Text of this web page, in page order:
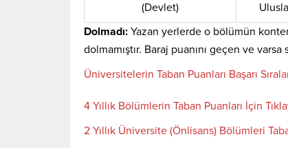
(Devlet)
Dolmadı: Yazan yerlerde o bölümün
dolmamıştır. Baraj puanını geçen ve
Üniversitelerin Taban Puanları Başarı
4 Yıllık Bölümlerin Taban Puanları İçin
2 Yıllık Üniversite (Önlisans) Bölümleri